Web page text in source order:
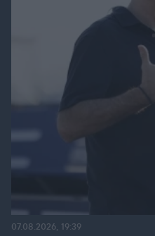
07.08.2026, 19:39